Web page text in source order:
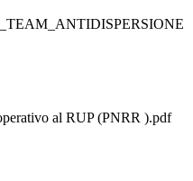
al RUP (PNRR ).pdf